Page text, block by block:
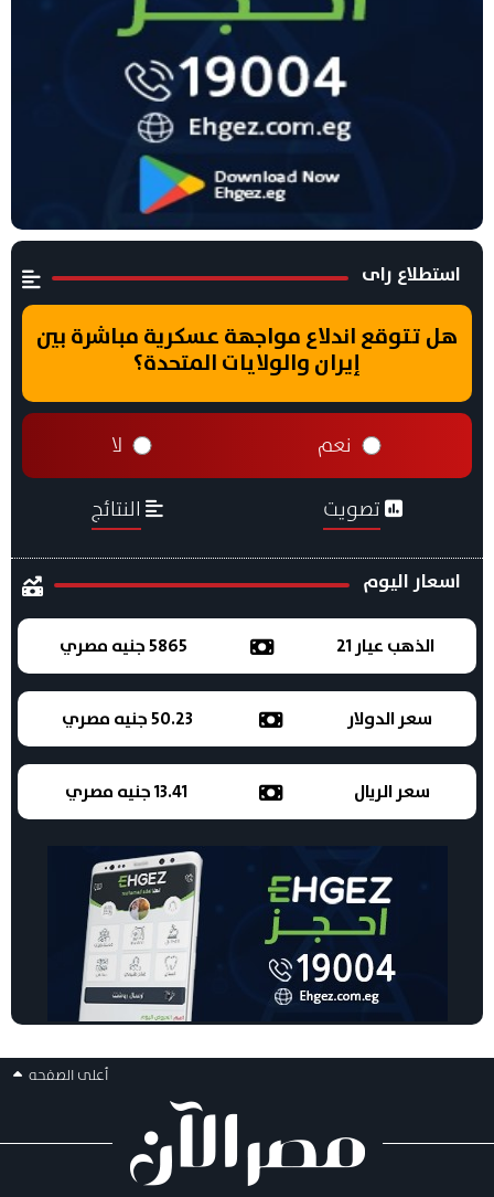
استطلاع راى
هل تتوقع اندلاع مواجهة عسكرية مباشرة بين
إيران والولايات المتحدة؟
نعم لا
تصويت النتائج
اسعار اليوم
الذهب عيار 21 5865 جنيه مصري
سعر الدولار 50.23 جنيه مصري
سعر الريال 13.41 جنيه مصري
أعلى الصفحه